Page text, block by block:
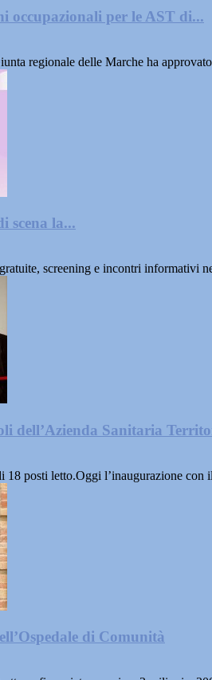
occupazionali per le AST di...
regionale delle Marche ha
scena la...
screening e incontri informativi
dell’Azienda Sanitaria
18 posti letto.Oggi l’inaugurazione
di Comunità